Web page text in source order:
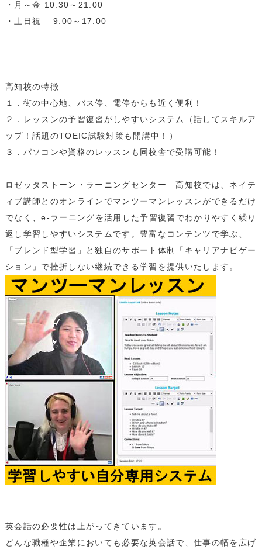
受講回数
￥140,800
・一部利用できないスクールがございます。詳しくはお問い合わせください。
・受講回数が同じでも、通い方（通学ペース）により通学期間目安、受講料は異
なります。
就職・転職などに スコアを集中的に伸ばす
レッスン料金サンプル
通学期間目安
￥280,060
・一部利用できないスクールがございます。詳しくはお問い合わせください。
・１レッスン50分。
・別途、入学金33,000円（税込）および 教材費が必要となります。
・受講回数が同じでも、通い方（通学ペース）により通学期間目安、受講料は異
なります。
・月～金 10:30～21:00
・土日祝 9:00～17:00
高知校の特徴
１．街の中心地、バス停、電停からも近く便利！
２．レッスンの予習復習がしやすいシステム（話してスキルア
ップ！話題のTOEIC試験対策も開講中！）
３．パソコンや資格のレッスンも同校舎で受講可能！
ロゼッタストーン・ラーニングセンター 高知校では、ネイテ
ィブ講師とのオンラインでマンツーマンレッスンができるだけ
でなく、e-ラーニングを活用した予習復習でわかりやすく繰り
返し学習しやすいシステムです。豊富なコンテンツで学ぶ、
「ブレンド型学習」と独自のサポート体制「キャリアナビゲー
ション」で挫折しない継続できる学習を提供いたします。
英会話の必要性は上がってきています。
どんな職種や企業においても必要な英会話で、仕事の幅を広げ